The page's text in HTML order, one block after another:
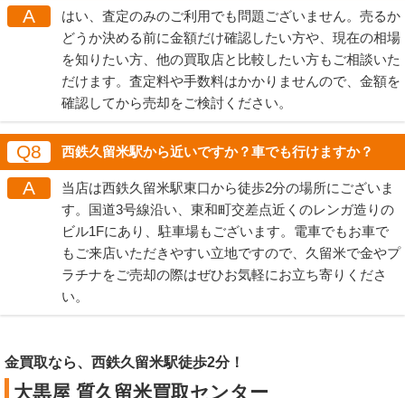
A
はい、査定のみのご利用でも問題ございません。売るか
どうか決める前に金額だけ確認したい方や、現在の相場
を知りたい方、他の買取店と比較したい方もご相談いた
だけます。査定料や手数料はかかりませんので、金額を
確認してから売却をご検討ください。
Q8 西鉄久留米駅から近いですか？車でも行けますか？
A
当店は西鉄久留米駅東口から徒歩2分の場所にございま
す。国道3号線沿い、東和町交差点近くのレンガ造りの
ビル1Fにあり、駐車場もございます。電車でもお車で
もご来店いただきやすい立地ですので、久留米で金やプ
ラチナをご売却の際はぜひお気軽にお立ち寄りくださ
い。
金買取なら、西鉄久留米駅徒歩2分！
大黒屋 質久留米買取センター